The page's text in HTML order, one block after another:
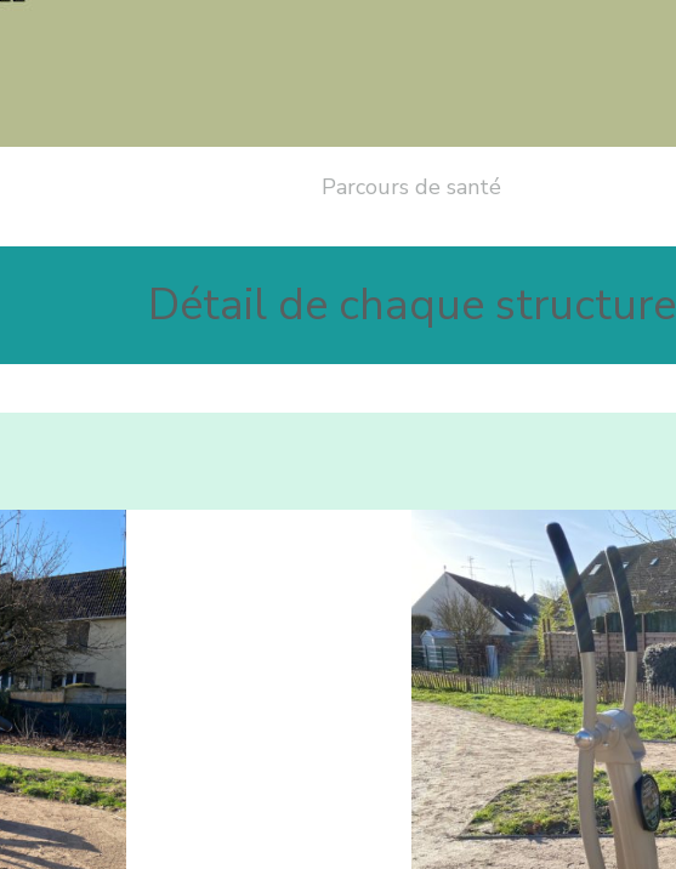
Parcours de santé
Détail de chaque structure